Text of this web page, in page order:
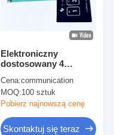
Elektroniczny
dostosowany 4
membranowy z
wbudowaną
odbarwioną diodą LED
Cena:communication
MOQ:100 sztuk
Pobierz najnowszą cenę
Skontaktuj się teraz